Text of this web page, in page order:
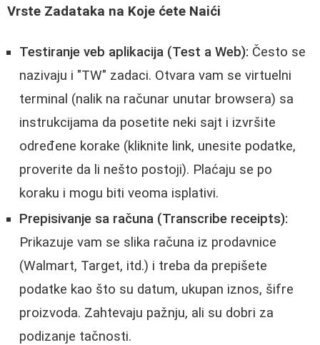
Vrste Zadataka na Koje ćete Naići
Testiranje veb aplikacija (Test a Web): Često se
nazivaju i "TW" zadaci. Otvara vam se virtuelni
terminal (nalik na računar unutar browsera) sa
instrukcijama da posetite neki sajt i izvršite
određene korake (kliknite link, unesite podatke,
proverite da li nešto postoji). Plaćaju se po
koraku i mogu biti veoma isplativi.
Prepisivanje sa računa (Transcribe receipts):
Prikazuje vam se slika računa iz prodavnice
(Walmart, Target, itd.) i treba da prepišete
podatke kao što su datum, ukupan iznos, šifre
proizvoda. Zahtevaju pažnju, ali su dobri za
podizanje tačnosti.